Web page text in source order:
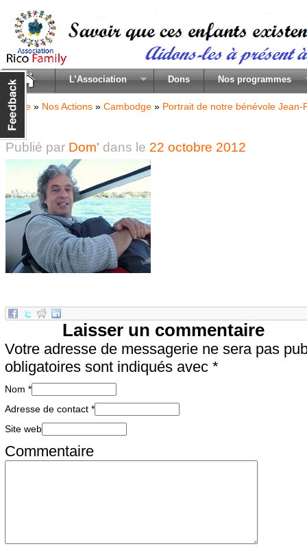
L’Association Dons Nos programmes
Home » Nos Actions » Cambodge » Portrait de notre bénévole Jean-
jfl
Publié par Dom' dans le 22 octobre 2012
Laisser un commentaire
Votre adresse de messagerie ne sera pas
obligatoires sont indiqués avec *
Nom *
Adresse de contact *
Site web
Commentaire